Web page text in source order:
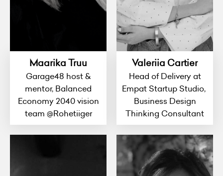
Maarika Truu
Garage48 host &
mentor, Balanced
Economy 2040 vision
team @Rohetiiger
Valeriia Cartier
Head of Delivery at
Empat Startup Studio,
Business Design
Thinking Consultant